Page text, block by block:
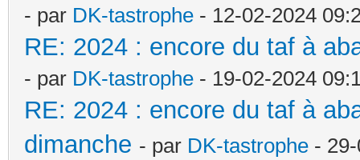
- par DK-tastrophe - 12-02-2024
RE: 2024 : encore du taf à
- par DK-tastrophe - 19-02-2024
RE: 2024 : encore du taf à
dimanche - par DK-tastrophe -